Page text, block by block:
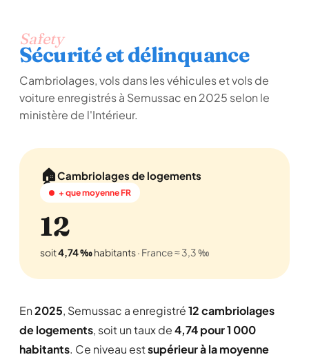
Safety
Sécurité et délinquance
Cambriolages, vols dans les véhicules et vols de
voiture enregistrés à Semussac en 2025 selon le
ministère de l'Intérieur.
🏠Cambriolages de logements
+ que moyenne FR
12
soit4,74 ‰habitants· France ≈ 3,3 ‰
En2025, Semussac a enregistré12 cambriolages
de logements, soit un taux de4,74 pour 1 000
habitants. Ce niveau estsupérieur à la moyenne